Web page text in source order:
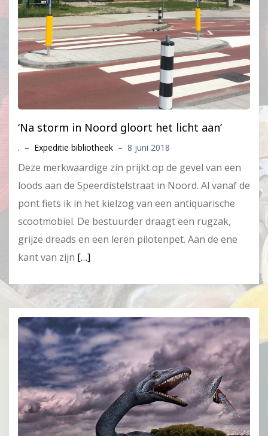
‘Na storm in Noord gloort het licht aan’
. – Expeditie bibliotheek – 8 juni 2018
Deze merkwaardige zin prijkt op de gevel van een
loods aan de Speerdistelstraat in Noord. Al vanaf de
pont fiets ik in het kielzog van een antiquarische
scootmobiel. De bestuurder draagt een rugzak,
grijze dreads en een leren pilotenpet. Aan de ene
kant van zijn […]